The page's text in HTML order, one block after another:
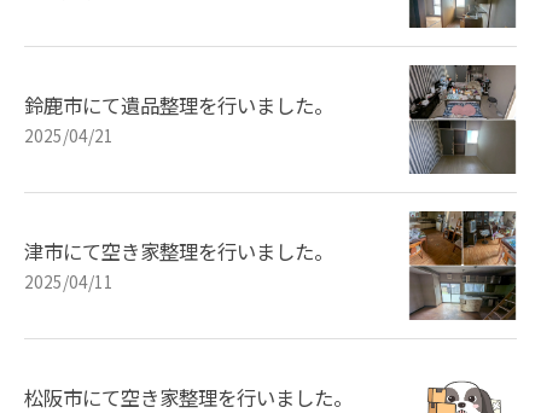
鈴鹿市にて遺品整理を行いました。
2025/04/21
津市にて空き家整理を行いました。
2025/04/11
松阪市にて空き家整理を行いました。